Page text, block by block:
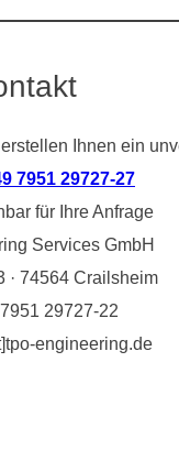
Ihnen ein
7951 29727-27
für Ihre Anfrage
Services GmbH
· 74564 Crailsheim
29727-22
engineering.de